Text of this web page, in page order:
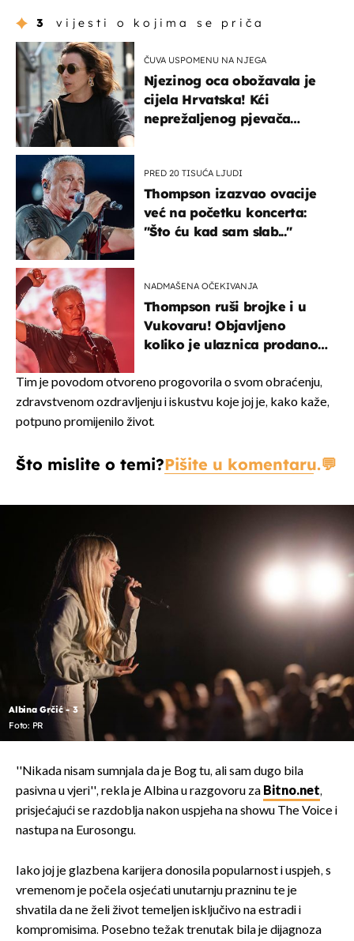
3 vijesti o kojima se priča
ČUVA USPOMENU NA NJEGA
Njezinog oca obožavala je
cijela Hrvatska! Kći
neprežaljenog pjevača
PRED 20 TISUĆA LJUDI
Thompson izazvao ovacije
već na početku koncerta:
"Što ću kad sam slab..."
NADMAŠENA OČEKIVANJA
Thompson ruši brojke i u
Vukovaru! Objavljeno
koliko je ulaznica prodano
Tim je povodom otvoreno progovorila o svom obraćenju,
zdravstvenom ozdravljenju i iskustvu koje joj je, kako kaže,
potpuno promijenilo život.
Što mislite o temi?Pišite u komentaru.
Albina Grčić - 3
Foto: PR
''Nikada nisam sumnjala da je Bog tu, ali sam dugo bila
pasivna u vjeri'', rekla je Albina u razgovoru za Bitno.net,
prisjećajući se razdoblja nakon uspjeha na showu The Voice i
nastupa na Eurosongu.
Iako joj je glazbena karijera donosila popularnost i uspjeh, s
vremenom je počela osjećati unutarnju prazninu te je
shvatila da ne želi život temeljen isključivo na estradi i
kompromisima. Posebno težak trenutak bila je dijagnoza